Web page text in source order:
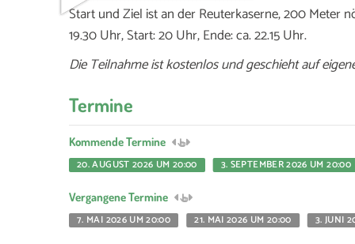
Start und Ziel ist an der Reuterkaserne, 200 Meter
19.30 Uhr, Start: 20 Uhr, Ende: ca. 22.15 Uhr.
Die Teilnahme ist kostenlos und geschieht auf
Termine
Kommende Termine
20. AUGUST 2026 UM 20:00
3. SEPTEMBER 2026 UM 20:00
Vergangene Termine
7. MAI 2026 UM 20:00
21. MAI 2026 UM 20:00 3. JUNI